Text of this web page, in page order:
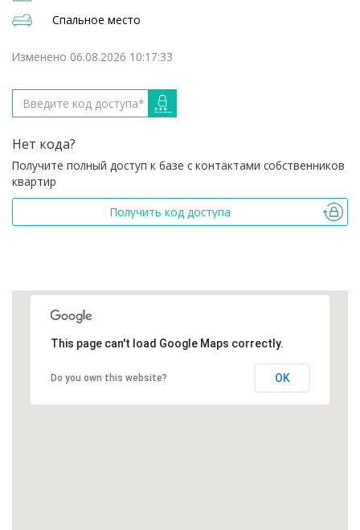
Спальное место
Изменено 06.08.2026 10:17:33
Нет кода?
Получите полный доступ к базе с контактами собственников
квартир
Получить код доступа
This page can't load Google Maps correctly.
Do you own this website? OK